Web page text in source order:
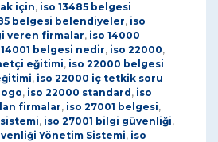
için, iso 13485 belgesi
belgesi belendiyeler, iso
veren firmalar, iso 14000
belgesi nedir, iso 22000,
eğitimi, iso 22000 belgesi
, iso 22000 iç tetkik soru
, iso 22000 standard , iso
firmalar, iso 27001 belgesi,
, iso 27001 bilgi güvenliği,
Yönetim Sistemi, iso